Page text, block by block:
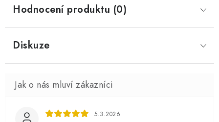
Hodnocení produktu (0)
Diskuze
5.3.2026